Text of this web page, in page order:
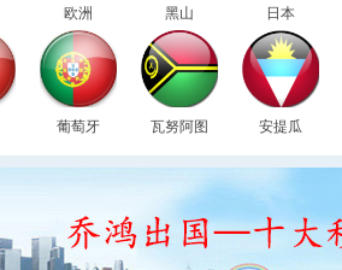
欧洲 黑山 日本
葡萄牙 瓦努阿图 安提瓜